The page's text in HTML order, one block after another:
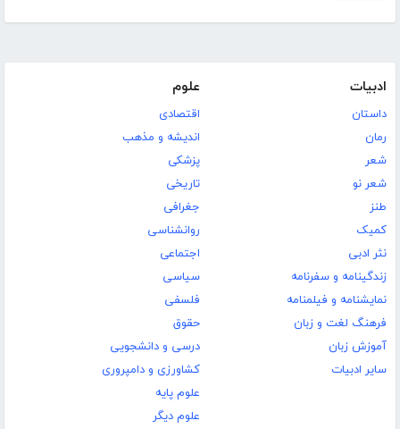
ادبیات
داستان
رمان
شعر
شعر نو
طنز
کمیک
نثر ادبی
زندگینامه و سفرنامه
نمایشنامه و فیلمنامه
فرهنگ لغت و زبان
آموزش زبان
سایر ادبیات
علوم
اقتصادی
اندیشه و مذهب
پزشکی
تاریخی
جغرافی
روانشناسی
اجتماعی
سیاسی
فلسفی
حقوق
درسی و دانشجویی
کشاورزی و دامپروری
علوم پایه
علوم دیگر